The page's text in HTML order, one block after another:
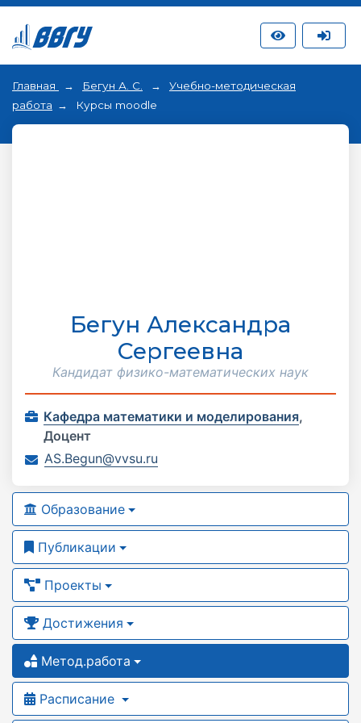
Главная Бегун А. С.
Учебно-методическая
работа
Курсы moodle
Бегун Александра
Сергеевна
Кандидат физико-математических наук
Кафедра математики и моделирования,
Доцент
AS.Begun@vvsu.ru
Образование
Публикации
Проекты
Достижения
Метод.работа
Расписание